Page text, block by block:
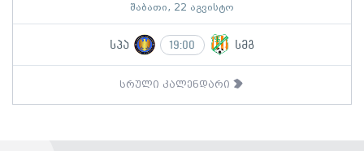
შაბათი, 22 აგვისტო
სპა 19:00 სმგ
სრული კალენდარი